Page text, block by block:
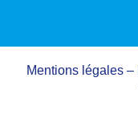
Mentions légales –